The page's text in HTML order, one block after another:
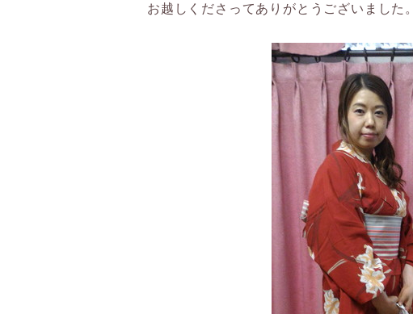
お越しくださってありがとうございました。